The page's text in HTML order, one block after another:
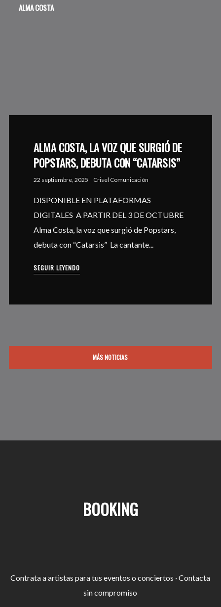
ALMA COSTA
ALMA COSTA, LA VOZ QUE SURGIÓ DE
POPSTARS, DEBUTA CON “CATARSIS”
22 septiembre, 2025 Crisel Comunicación
DISPONIBLE EN PLATAFORMAS
DIGITALES A PARTIR DEL 3 DE OCTUBRE
Alma Costa, la voz que surgió de Popstars,
debuta con “Catarsis” La cantante...
SEGUIR LEYENDO
MÁS NOTICIAS
BOOKING
Contrata a artistas para tus eventos o conciertos · Contacta
sin compromiso